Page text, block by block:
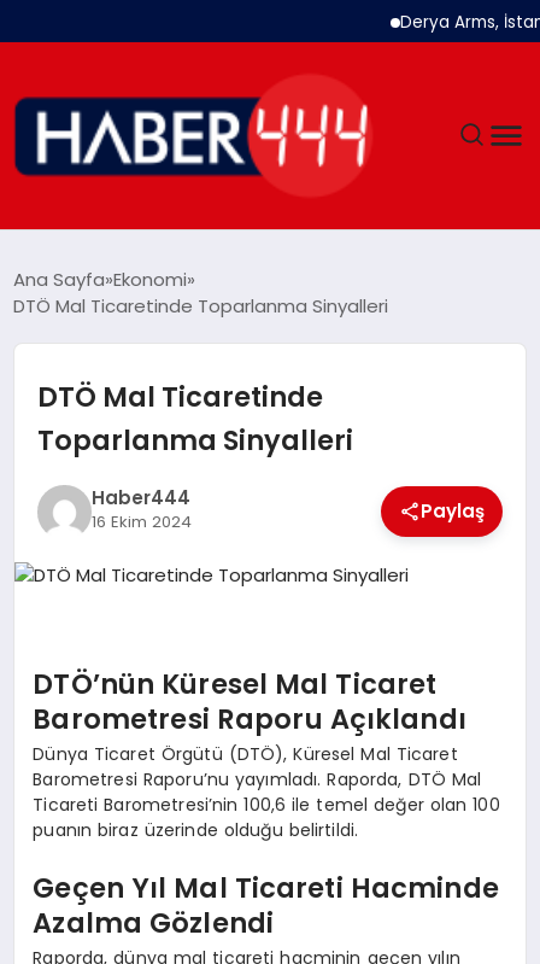
Derya Arms,
DÜNYA
EKONOMI
SPOR
TEKNOLOJI
EGITIM
YAŞAM
Ana Sayfa Ekonomi
DTÖ Mal Ticaretinde Toparlanma Sinyalleri
DTÖ Mal Ticaretinde
Toparlanma Sinyalleri
Haber444
16 Ekim 2024 Paylaş
DTÖ’nün Küresel Mal Ticaret
Barometresi Raporu Açıklandı
Dünya Ticaret Örgütü (DTÖ), Küresel Mal Ticaret
Barometresi Raporu’nu yayımladı. Raporda, DTÖ Mal
Ticareti Barometresi’nin 100,6 ile temel değer olan 100
puanın biraz üzerinde olduğu belirtildi.
Geçen Yıl Mal Ticareti Hacminde
Azalma Gözlendi
Raporda, dünya mal ticareti hacminin geçen yılın